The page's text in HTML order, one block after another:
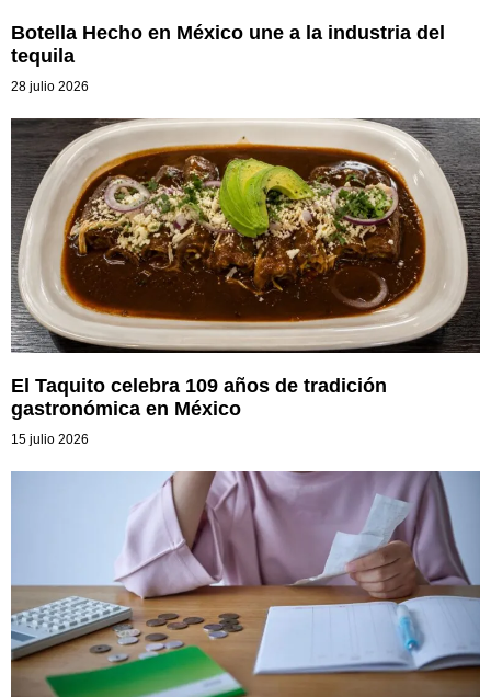
Botella Hecho en México une a la industria del
tequila
28 julio 2026
El Taquito celebra 109 años de tradición
gastronómica en México
15 julio 2026